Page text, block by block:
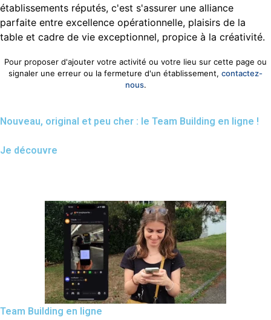
établissements réputés, c'est s'assurer une alliance
parfaite entre excellence opérationnelle, plaisirs de la
table et cadre de vie exceptionnel, propice à la créativité.
Pour proposer d'ajouter votre activité ou votre lieu sur cette page ou
signaler une erreur ou la fermeture d'un établissement, contactez-
nous.
Nouveau, original et peu cher : le Team Building en ligne !
Je découvre
Team Building en ligne